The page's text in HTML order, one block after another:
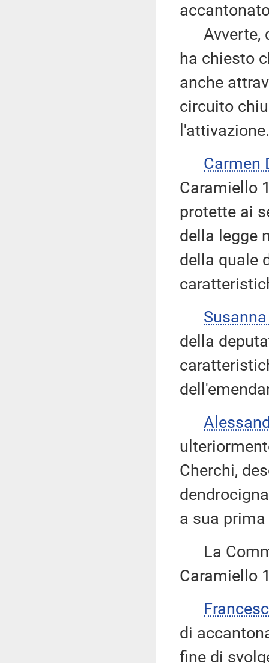
Avverte,
ha chiesto
anche
circuito
l'attivazione.
Carmen
Caramiello
protette ai
della legge
della quale
della
Cherchi,
a sua
La
Caramiello
di
fine di